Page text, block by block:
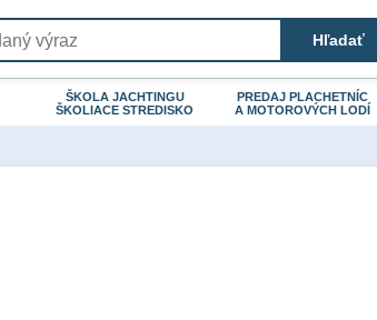
ŠKOLA JACHTINGU
ŠKOLIACE STREDISKO
PREDAJ PLACHETNÍC
A MOTOROVÝCH LODÍ